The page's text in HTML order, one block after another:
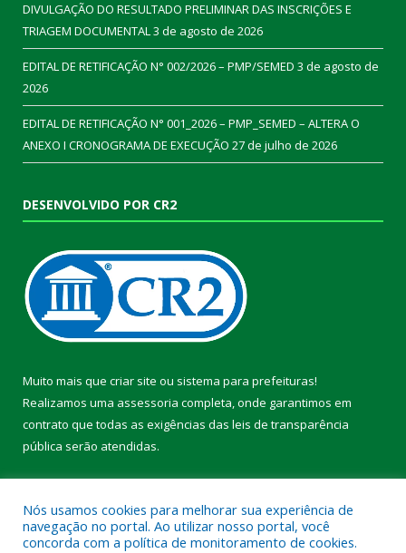
DIVULGAÇÃO DO RESULTADO PRELIMINAR DAS INSCRIÇÕES E
TRIAGEM DOCUMENTAL3 de agosto de 2026
EDITAL DE RETIFICAÇÃO N° 002/2026 – PMP/SEMED 3 de agosto de
2026
EDITAL DE RETIFICAÇÃO N° 001_2026 – PMP_SEMED – ALTERA O
ANEXO I CRONOGRAMA DE EXECUÇÃO 27 de julho de 2026
DESENVOLVIDO POR CR2
Muito mais que criar site ou sistema para prefeituras!
Realizamos uma assessoria completa, onde garantimos em
contrato que todas as exigências das leis de transparência
pública serão atendidas.
Nós usamos cookies para melhorar sua experiência de
navegação no portal. Ao utilizar nosso portal, você
concorda com a política de monitoramento de cookies.